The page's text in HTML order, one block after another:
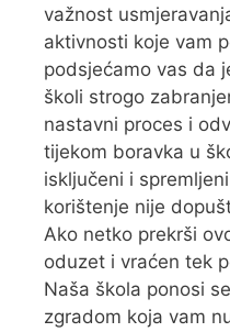
važnost
aktivnosti koje vam
podsjećamo vas da
školi strogo
nastavni proces i
tijekom boravka u
isključeni i
korištenje nije
Ako netko prekrši
oduzet i vraćen tek
Naša škola ponosi
zgradom koja vam